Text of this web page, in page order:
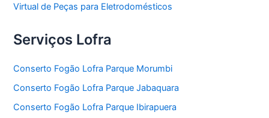
Virtual de Peças para Eletrodomésticos
Serviços Lofra
Conserto Fogão Lofra Parque Morumbi
Conserto Fogão Lofra Parque Jabaquara
Conserto Fogão Lofra Parque Ibirapuera